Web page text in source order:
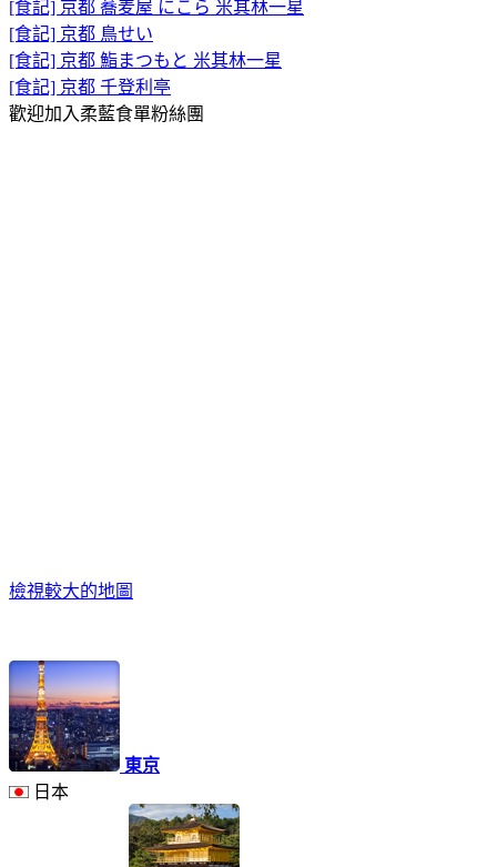
[食記] 京都 蕎麦屋 にこら 米其林一星
[食記] 京都 鳥せい
[食記] 京都 鮨まつもと 米其林一星
[食記] 京都 千登利亭
歡迎加入柔藍食單粉絲團
檢視較大的地圖
東京
日本